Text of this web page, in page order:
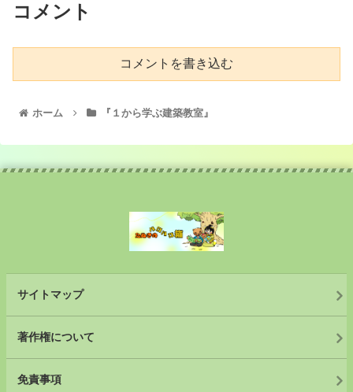
コメント
コメントを書き込む
ホーム 『１から学ぶ建築教室』
サイトマップ
著作権について
免責事項